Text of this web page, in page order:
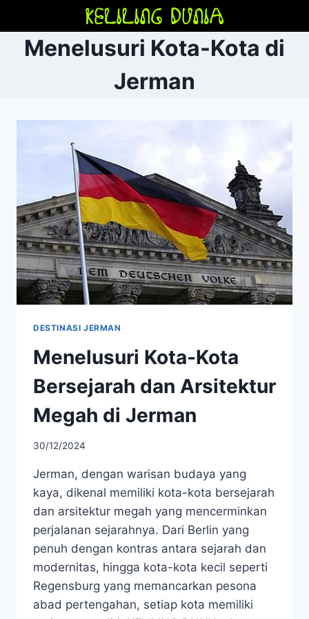
contentMenelusuri Kota-Kota di
Jerman
DESTINASI JERMAN
Menelusuri Kota-Kota
Bersejarah dan Arsitektur
Megah di Jerman
30/12/2024
Jerman, dengan warisan budaya yang
kaya, dikenal memiliki kota-kota bersejarah
dan arsitektur megah yang mencerminkan
perjalanan sejarahnya. Dari Berlin yang
penuh dengan kontras antara sejarah dan
modernitas, hingga kota-kota kecil seperti
Regensburg yang memancarkan pesona
abad pertengahan, setiap kota memiliki